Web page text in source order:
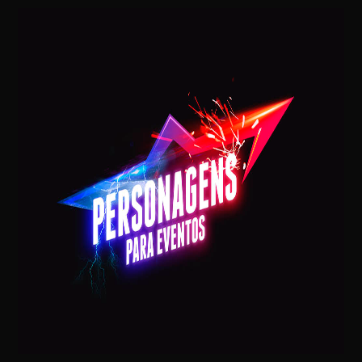
ODONTOPREV
INÍCIO»HOME»ODONTOPREV